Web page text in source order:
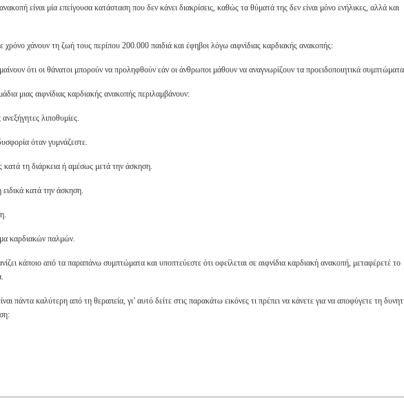
είναι μία επείγουσα κατάσταση που δεν κάνει διακρίσεις, καθώς τα θύματά της δεν είναι μόνο ενήλικες, αλλά και
χρόνο χάνουν τη ζωή τους περίπου 200.000 παιδιά και έφηβοι λόγω αιφνίδιας καρδιακής ανακοπής:
ότι οι θάνατοι μπορούν να προληφθούν εάν οι άνθρωποι μάθουν να αναγνωρίζουν τα προειδοποιητικά
μιας αιφνίδιας καρδιακής ανακοπής περιλαμβάνουν:
λιποθυμίες.
όταν γυμνάζεστε.
κατά τη διάρκεια ή αμέσως μετά την άσκηση.
κατά την άσκηση.
καρδιακών παλμών.
κάποιο από τα παραπάνω συμπτώματα και υποπτεύεστε ότι οφείλεται σε αιφνίδια καρδιακή ανακοπή, μεταφέρετέ το
πάντα καλύτερη από τη θεραπεία, γι’ αυτό δείτε στις παρακάτω εικόνες τι πρέπει να κάνετε για να αποφύγετε τη